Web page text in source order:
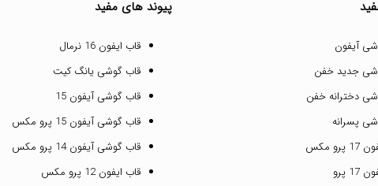
آیفون
جدید خفن
دخترانه خفن
پسرانه
مکس
پرو
پیوند های مفید
قاب ایفون 16 نرمال
قاب گوشی یانگ کیت
قاب گوشی آیفون 15
قاب گوشی آیفون 15 پرو مکس
قاب گوشی آیفون 14 پرو مکس
قاب ایفون 12 پرو مکس